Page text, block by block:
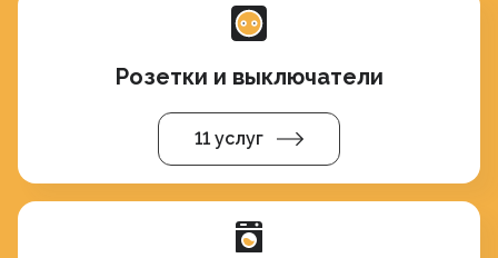
Розетки и выключатели
11 услуг